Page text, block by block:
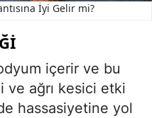
İyi Gelir mi?
içerir ve bu
ve ağrı kesici etki
hassasiyetine yol